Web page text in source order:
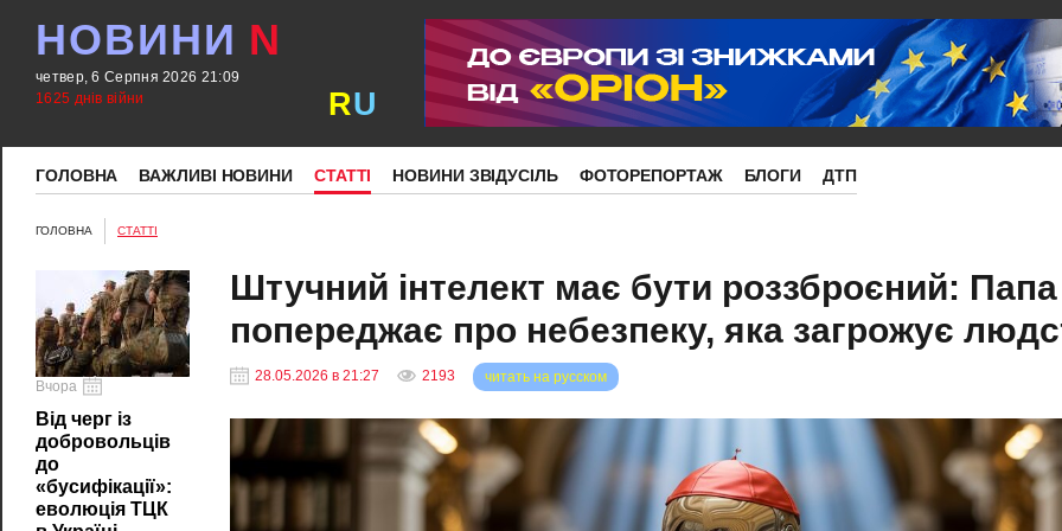
НОВИНИ N
четвер, 6 Серпня 2026 21:09
1625 днів війни
RU
ГОЛОВНА ВАЖЛИВІ НОВИНИ СТАТТІ НОВИНИ ЗВІДУСІЛЬ ФОТОРЕПОРТАЖ БЛОГИ ДТП
ГОЛОВНА СТАТТІ
Вчора
Від черг із
добровольців
до
«бусифікації»:
еволюція ТЦК
Штучний інтелект має бути роззброєний: Папа
попереджає про небезпеку, яка загрожує
28.05.2026 в 21:27 2193 читать на русском